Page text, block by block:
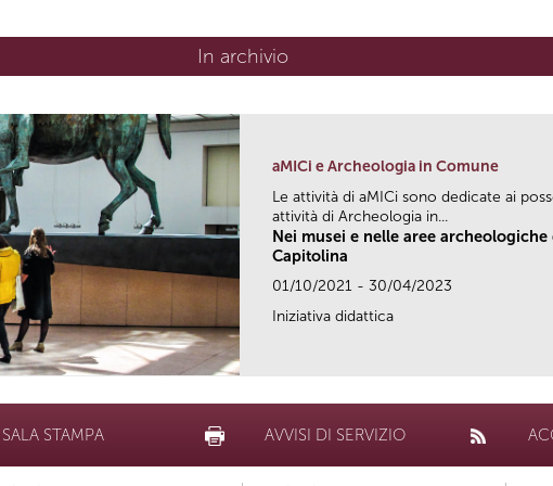
In archivio
aMICi e Archeologia in Comune
Le attività di aMICi sono dedicate ai
attività di Archeologia in...
Nei musei e nelle aree
Capitolina
01/10/2021 - 30/04/2023
Iniziativa didattica
SALA STAMPA AVVISI DI SERVIZIO